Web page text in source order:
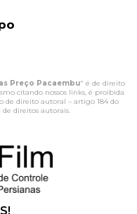
Preço Pacaembu" é de direito
citando nossos links, é proibida
de direito autoral – artigo 184 do
de direitos autorais.